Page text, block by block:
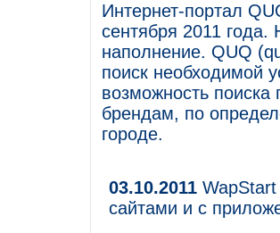
Интернет-портал
сентября 2011
наполнение. QUQ
поиск необходимой
возможность
брендам, по
городе.
03.10.2011 WapStart
сайтами и с